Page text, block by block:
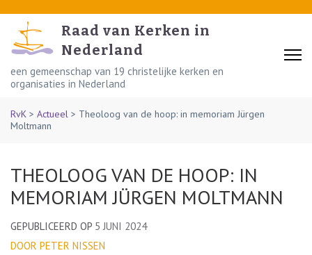
content
(Press
Enter)
Raad van Kerken in
Nederland
een gemeenschap van 19 christelijke kerken en
organisaties in Nederland
RvK > Actueel > Theoloog van de hoop: in memoriam Jürgen
Moltmann
THEOLOOG VAN DE HOOP: IN
MEMORIAM JÜRGEN MOLTMANN
GEPUBLICEERD OP 5 JUNI 2024
DOOR PETER NISSEN